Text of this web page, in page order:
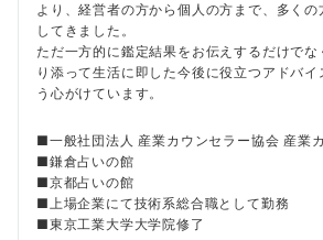
より、経営者の方から個人の方まで、多くの
してきました。
ただ一方的に鑑定結果をお伝えするだけで
り添って生活に即した今後に役立つアドバイ
う心がけています。
■一般社団法人 産業カウンセラー協会 産業
■鎌倉占いの館
■京都占いの館
■上場企業にて技術系総合職として勤務
■東京工業大学大学院修了